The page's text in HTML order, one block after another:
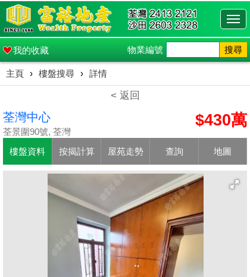
我的收藏 物業編號 搜尋
主頁 › 樓盤搜尋 › 詳情
< 返回
荃灣中心
荃景圍90號, 荃灣
$430萬
樓盤資料 按揭計算 屋苑走勢 查詢 地圖